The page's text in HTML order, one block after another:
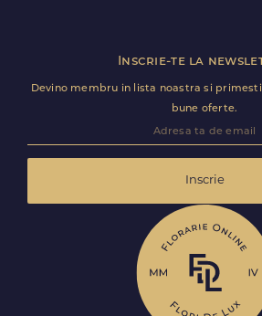
Inscrie-te la
Devino membru in lista noastra si
bune oferte.
Inscrie